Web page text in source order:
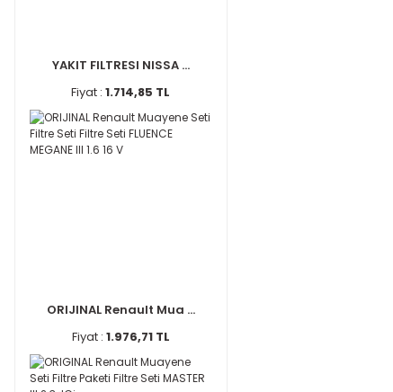
YAKIT FILTRESI NISSA ...
Fiyat :1.714,85 TL
ORIJINAL Renault Mua ...
Fiyat : 1.976,71 TL